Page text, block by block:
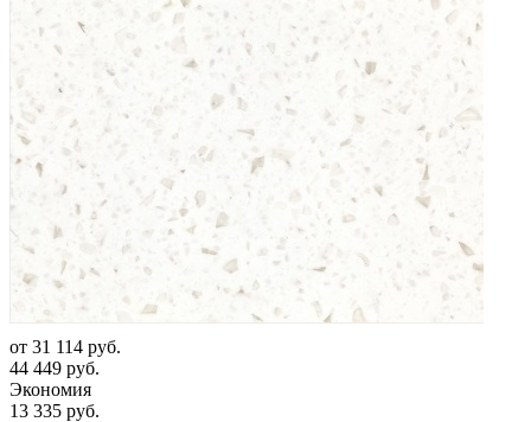
от 31 114 руб.
44 449 руб.
Экономия
13 335 руб.